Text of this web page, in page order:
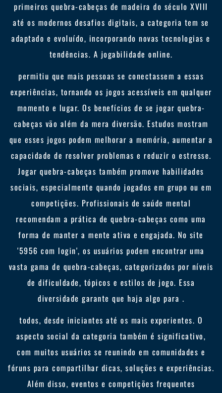
primeiros quebra-cabeças de madeira do século XVIII
até os modernos desafios digitais, a categoria tem se
adaptado e evoluído, incorporando novas tecnologias e
tendências. A jogabilidade online.
permitiu que mais pessoas se conectassem a essas
experiências, tornando os jogos acessíveis em qualquer
momento e lugar. Os benefícios de se jogar quebra-
cabeças vão além da mera diversão. Estudos mostram
que esses jogos podem melhorar a memória, aumentar a
capacidade de resolver problemas e reduzir o estresse.
Jogar quebra-cabeças também promove habilidades
sociais, especialmente quando jogados em grupo ou em
competições. Profissionais de saúde mental
recomendam a prática de quebra-cabeças como uma
forma de manter a mente ativa e engajada. No site
'5956 com login', os usuários podem encontrar uma
vasta gama de quebra-cabeças, categorizados por níveis
de dificuldade, tópicos e estilos de jogo. Essa
diversidade garante que haja algo para .
todos, desde iniciantes até os mais experientes. O
aspecto social da categoria também é significativo,
com muitos usuários se reunindo em comunidades e
fóruns para compartilhar dicas, soluções e experiências.
Além disso, eventos e competições frequentes